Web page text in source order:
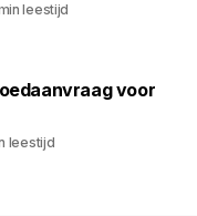
leestijd
voor
leestijd